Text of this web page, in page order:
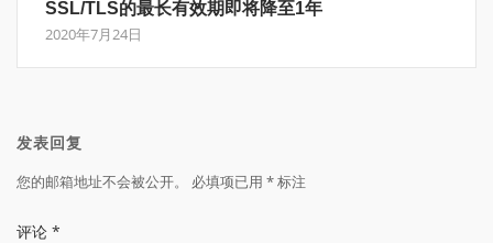
SSL/TLS的最长有效期即将降至1年
2020年7月24日
发表回复
您的邮箱地址不会被公开。 必填项已用 *标注
评论 *